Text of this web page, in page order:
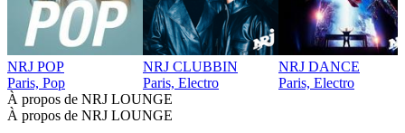
NRJ POP
Paris, Pop
NRJ CLUBBIN
Paris, Electro
NRJ DANCE
Paris, Electro
À propos de NRJ LOUNGE
À propos de NRJ LOUNGE